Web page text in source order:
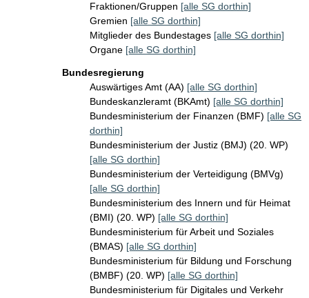
Fraktionen/Gruppen [alle SG dorthin]
Gremien [alle SG dorthin]
Mitglieder des Bundestages [alle SG dorthin]
Organe [alle SG dorthin]
Bundesregierung
Auswärtiges Amt (AA) [alle SG dorthin]
Bundeskanzleramt (BKAmt) [alle SG dorthin]
Bundesministerium der Finanzen (BMF) [alle SG
dorthin]
Bundesministerium der Justiz (BMJ) (20. WP)
[alle SG dorthin]
Bundesministerium der Verteidigung (BMVg)
[alle SG dorthin]
Bundesministerium des Innern und für Heimat
(BMI) (20. WP) [alle SG dorthin]
Bundesministerium für Arbeit und Soziales
(BMAS) [alle SG dorthin]
Bundesministerium für Bildung und Forschung
(BMBF) (20. WP) [alle SG dorthin]
Bundesministerium für Digitales und Verkehr